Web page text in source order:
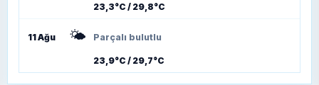
23,3°C / 29,8°C
11 Ağu 🌤️ Parçalı bulutlu
23,9°C / 29,7°C